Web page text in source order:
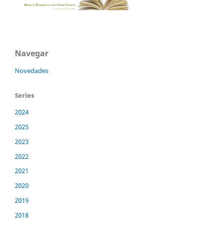
Navegar
Novedades
Series
2024
2025
2023
2022
2021
2020
2019
2018